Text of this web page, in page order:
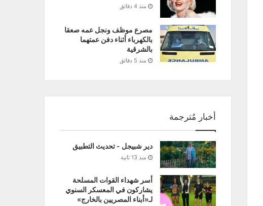
منذ 4 دقائق
مصرع موظف ونجل عمه صعقا
بالكهرباء أثناء دفن عمتهما
بالشرقية
منذ 5 دقائق
أخبار مُترجمة
دير شبيجل - تحديث التطبيق
منذ 13 ثانية
أسر شهداء القوات المسلحة
يشاركون في المعسكر السنوي
لـ«أبناء المصريين بالخارج»